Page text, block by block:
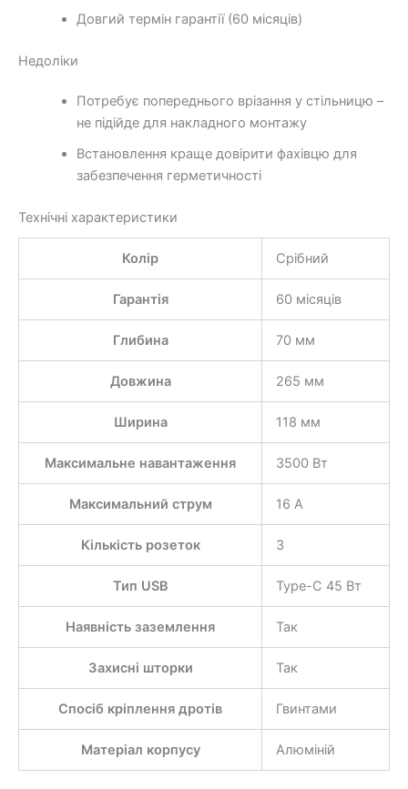
Довгий термін гарантії (60 місяців)
Недоліки
Потребує попереднього врізання у стільницю –
не підійде для накладного монтажу
Встановлення краще довірити фахівцю для
забезпечення герметичності
Технічні характеристики
Колір Срібний
Гарантія 60 місяців
Глибина 70 мм
Довжина 265 мм
Ширина 118 мм
Максимальне навантаження 3500 Вт
Максимальний струм 16 А
Кількість розеток 3
Тип USB Type-C 45 Вт
Наявність заземлення Так
Захисні шторки Так
Спосіб кріплення дротів Гвинтами
Матеріал корпусу Алюміній